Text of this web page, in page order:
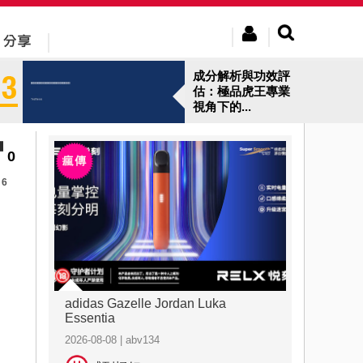
成分解析與功效評
估：極品虎王專業
視角下的...
0
6
adidas Gazelle Jordan Luka
Essentia
2026-08-08 | abv134